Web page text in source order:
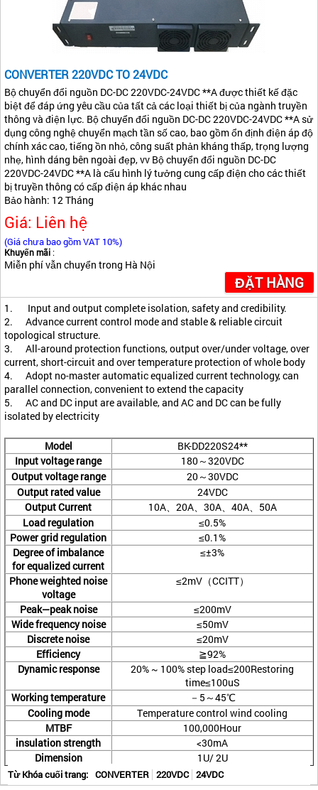
CONVERTER 220VDC TO 24VDC
Bộ chuyển đổi nguồn DC-DC 220VDC-24VDC **A được thiết kế đặc
biệt để đáp ứng yêu cầu của tất cả các loại thiết bị của ngành truyền
thông và điện lực. Bộ chuyển đổi nguồn DC-DC 220VDC-24VDC **A sử
dụng công nghệ chuyển mạch tần số cao, bao gồm ổn định điện áp độ
chính xác cao, tiếng ồn nhỏ, công suất phản kháng thấp, trọng lượng
nhẹ, hình dáng bên ngoài đẹp, vv Bộ chuyển đổi nguồn DC-DC
220VDC-24VDC **A là cấu hình lý tưởng cung cấp điện cho các thiết
bị truyền thông có cấp điện áp khác nhau
Bảo hành: 12 Tháng
Giá: Liên hệ
(Giá chưa bao gồm VAT 10%)
Khuyến mãi :
Miễn phí vẫn chuyển trong Hà Nội
ĐẶT HÀNG
1. Input and output complete isolation, safety and credibility.
2. Advance current control mode and stable & reliable circuit
topological structure.
3. All-around protection functions, output over/under voltage, over
current, short-circuit and over temperature protection of whole body
4. Adopt no-master automatic equalized current technology, can
parallel connection, convenient to extend the capacity
5. AC and DC input are available, and AC and DC can be fully
isolated by electricity
Model
BK-DD220S24**
Input voltage range
180～320VDC
Output voltage range
20～30VDC
Output rated value
24VDC
Output Current
10A、20A、30A、40A、50A
Load regulation
≤0.5%
Power grid regulation
≤0.1%
Degree of imbalance
for equalized current
≤±3%
Phone weighted noise
voltage
≤2mV（CCITT）
Peak—peak noise
≤200mV
Wide frequency noise
≤50mV
Discrete noise
≤20mV
Efficiency
≧92%
Dynamic response
20% ~ 100% step load≤200Restoring
time≤100uS
Working temperature
－5～45℃
Cooling mode
Temperature control wind cooling
MTBF
100,000Hour
insulation strength
<30mA
Dimension
1U/ 2U
Từ Khóa cuối trang: CONVERTER 220VDC 24VDC